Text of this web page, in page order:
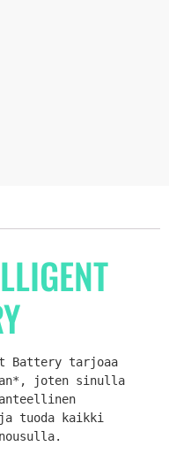
Battery tarjoaa
joten sinulla
ja tuoda kaikki